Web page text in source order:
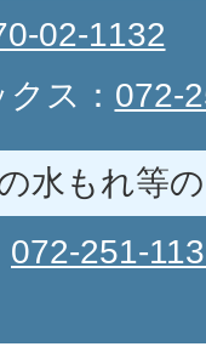
02-1132
ス： 072-
水もれ等
072-251-